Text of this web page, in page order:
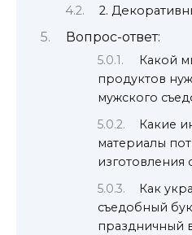
2.
Вопрос-ответ:
Какой
продуктов
мужского
Какие
материалы
изготовления
Как
съедобный
праздничный